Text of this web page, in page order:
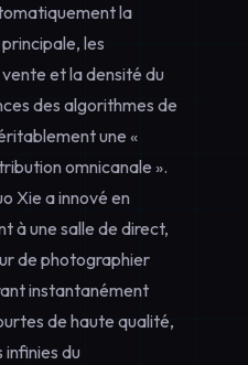
la
les
et la densité du
des algorithmes de
une «
omnicanale ».
Xie a innové en
à une salle de direct,
de photographier
instantanément
de haute qualité,
du